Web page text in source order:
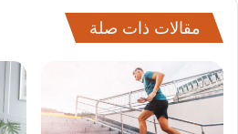
مقالات ذات صلة